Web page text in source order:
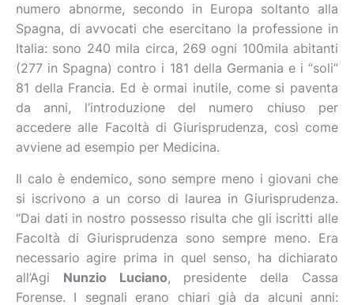
numero abnorme, secondo in Europa soltanto alla
Spagna, di avvocati che esercitano la professione in
Italia: sono 240 mila circa, 269 ogni 100mila abitanti
(277 in Spagna) contro i 181 della Germania e i “soli”
81 della Francia. Ed è ormai inutile, come si paventa
da anni, l’introduzione del numero chiuso per
accedere alle Facoltà di Giurisprudenza, così come
avviene ad esempio per Medicina.
Il calo è endemico, sono sempre meno i giovani che
si iscrivono a un corso di laurea in Giurisprudenza.
“Dai dati in nostro possesso risulta che gli iscritti alle
Facoltà di Giurisprudenza sono sempre meno. Era
necessario agire prima in quel senso, ha dichiarato
all’Agi Nunzio Luciano, presidente della Cassa
Forense. I segnali erano chiari già da alcuni anni: